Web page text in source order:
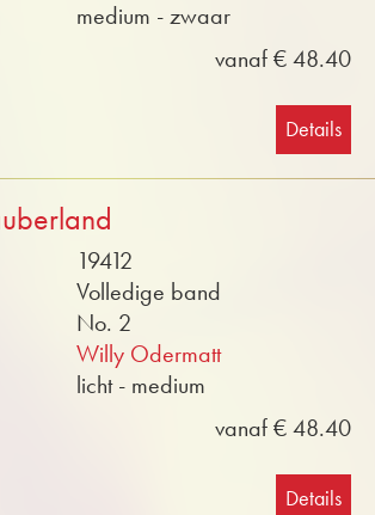
medium - zwaar
vanaf € 48.40
Details
19412
Volledige band
No. 2
Willy Odermatt
licht - medium
vanaf € 48.40
Details